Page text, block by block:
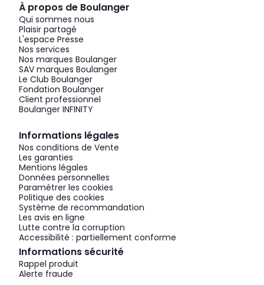
À propos de Boulanger
Qui sommes nous
Plaisir partagé
L'espace Presse
Nos services
Nos marques Boulanger
SAV marques Boulanger
Le Club Boulanger
Fondation Boulanger
Client professionnel
Boulanger INFINITY
Informations légales
Nos conditions de Vente
Les garanties
Mentions légales
Données personnelles
Paramétrer les cookies
Politique des cookies
Système de recommandation
Les avis en ligne
Lutte contre la corruption
Accessibilité : partiellement conforme
Informations sécurité
Rappel produit
Alerte fraude